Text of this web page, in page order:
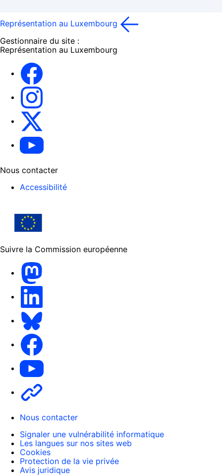
Représentation au Luxembourg
Gestionnaire du site :
Représentation au Luxembourg
YouTube
Nous contacter
Accessibilité
Suivre la Commission européenne
Youtube
Nous contacter
Signaler une vulnérabilité informatique
Les langues sur nos sites web
Cookies
Protection de la vie privée
Avis juridique